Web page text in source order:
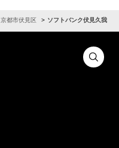
京都市伏見区 ソフトバンク伏見久我